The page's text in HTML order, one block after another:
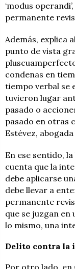
‘modus
permanente
Además, explica
punto de vista
condenas en
tiempo verbal se
tuvieron lugar
pasado o
pasado en otras
Estévez,
En ese sentido,
cuenta que la
debe aplicarse
debe llevar a
permanente
que se juzgan en
lo mismo, una
Delito contra la